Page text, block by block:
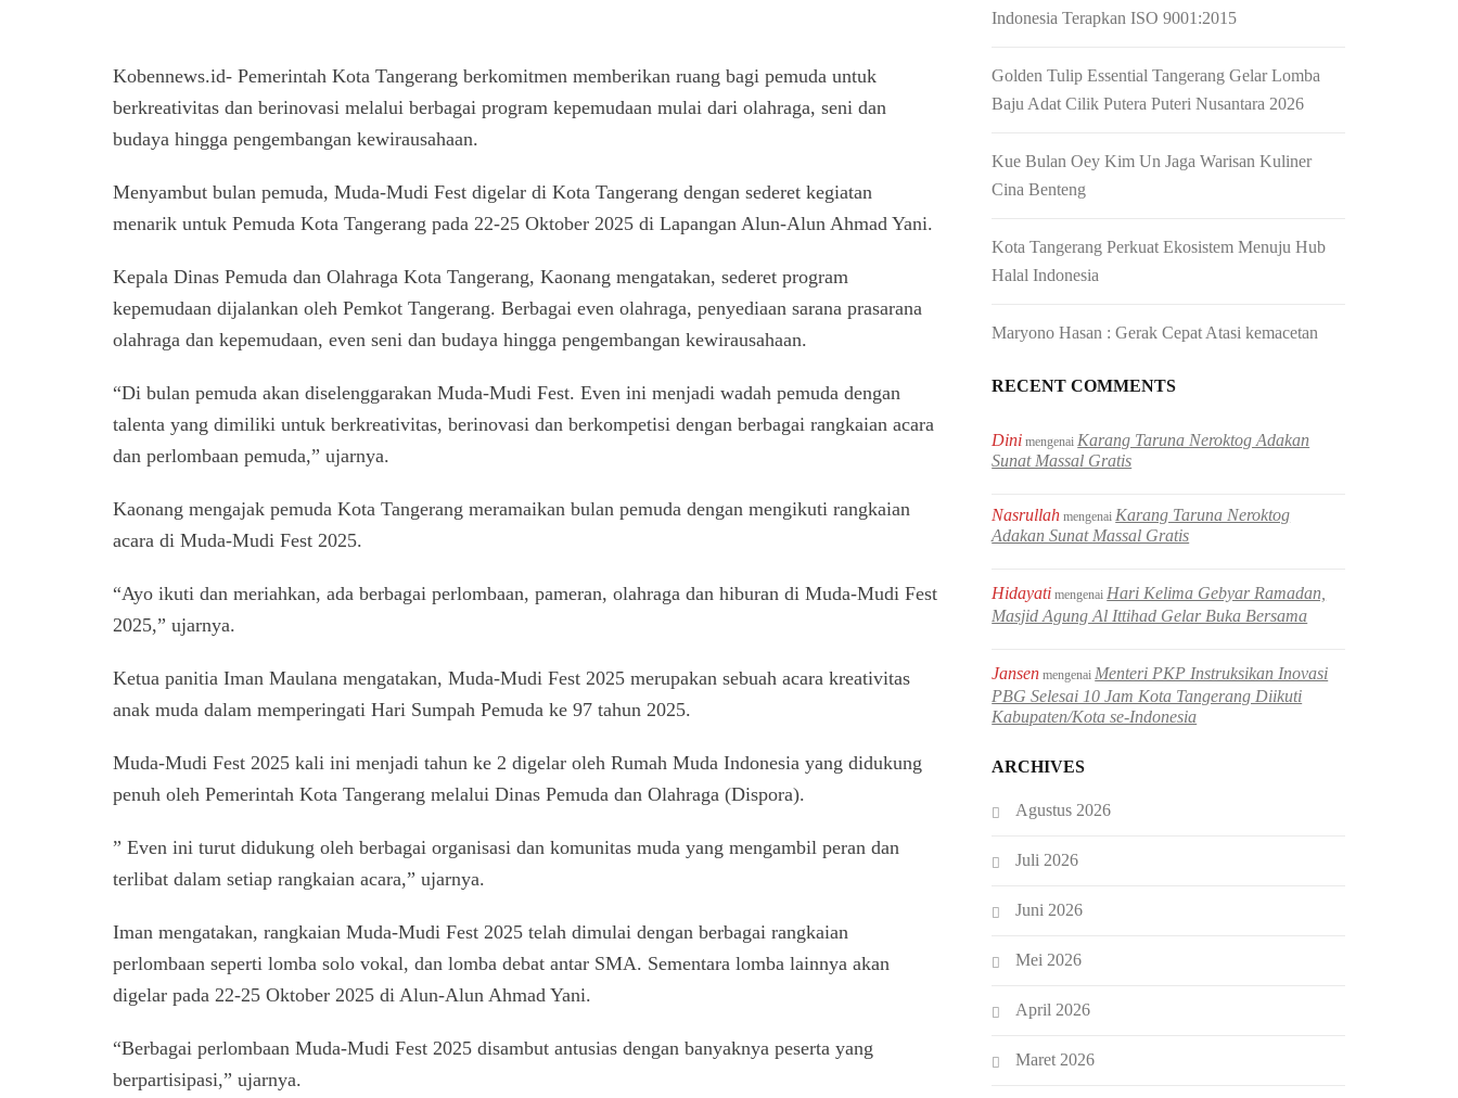
Kobennews.id- Pemerintah Kota Tangerang berkomitmen memberikan ruang bagi pemuda untuk
berkreativitas dan berinovasi melalui berbagai program kepemudaan mulai dari olahraga, seni dan
budaya hingga pengembangan kewirausahaan.
Menyambut bulan pemuda, Muda-Mudi Fest digelar di Kota Tangerang dengan sederet kegiatan
menarik untuk Pemuda Kota Tangerang pada 22-25 Oktober 2025 di Lapangan Alun-Alun Ahmad Yani.
Kepala Dinas Pemuda dan Olahraga Kota Tangerang, Kaonang mengatakan, sederet program
kepemudaan dijalankan oleh Pemkot Tangerang. Berbagai even olahraga, penyediaan sarana prasarana
olahraga dan kepemudaan, even seni dan budaya hingga pengembangan kewirausahaan.
“Di bulan pemuda akan diselenggarakan Muda-Mudi Fest. Even ini menjadi wadah pemuda dengan
talenta yang dimiliki untuk berkreativitas, berinovasi dan berkompetisi dengan berbagai rangkaian acara
dan perlombaan pemuda,” ujarnya.
Kaonang mengajak pemuda Kota Tangerang meramaikan bulan pemuda dengan mengikuti rangkaian
acara di Muda-Mudi Fest 2025.
“Ayo ikuti dan meriahkan, ada berbagai perlombaan, pameran, olahraga dan hiburan di Muda-Mudi Fest
2025,” ujarnya.
Ketua panitia Iman Maulana mengatakan, Muda-Mudi Fest 2025 merupakan sebuah acara kreativitas
anak muda dalam memperingati Hari Sumpah Pemuda ke 97 tahun 2025.
Muda-Mudi Fest 2025 kali ini menjadi tahun ke 2 digelar oleh Rumah Muda Indonesia yang didukung
penuh oleh Pemerintah Kota Tangerang melalui Dinas Pemuda dan Olahraga (Dispora).
” Even ini turut didukung oleh berbagai organisasi dan komunitas muda yang mengambil peran dan
terlibat dalam setiap rangkaian acara,” ujarnya.
Iman mengatakan, rangkaian Muda-Mudi Fest 2025 telah dimulai dengan berbagai rangkaian
perlombaan seperti lomba solo vokal, dan lomba debat antar SMA. Sementara lomba lainnya akan
digelar pada 22-25 Oktober 2025 di Alun-Alun Ahmad Yani.
“Berbagai perlombaan Muda-Mudi Fest 2025 disambut antusias dengan banyaknya peserta yang
berpartisipasi,” ujarnya.
Indonesia Terapkan ISO 9001:2015
Golden Tulip Essential Tangerang Gelar Lomba
Baju Adat Cilik Putera Puteri Nusantara 2026
Kue Bulan Oey Kim Un Jaga Warisan Kuliner
Cina Benteng
Kota Tangerang Perkuat Ekosistem Menuju Hub
Halal Indonesia
Maryono Hasan : Gerak Cepat Atasi kemacetan
RECENT COMMENTS
Dini mengenaiKarang Taruna Neroktog Adakan
Sunat Massal Gratis
Nasrullah mengenaiKarang Taruna Neroktog
Adakan Sunat Massal Gratis
Hidayati mengenaiHari Kelima Gebyar Ramadan,
Masjid Agung Al Ittihad Gelar Buka Bersama
Jansen mengenaiMenteri PKP Instruksikan Inovasi
PBG Selesai 10 Jam Kota Tangerang Diikuti
Kabupaten/Kota se-Indonesia
ARCHIVES
Agustus 2026
Juli 2026
Juni 2026
Mei 2026
April 2026
Maret 2026